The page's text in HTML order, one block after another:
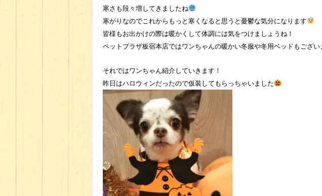
寒さも段々増してきましたね
寒がりなのでこれからもっと寒くなると思うと憂鬱な気分になります
皆様もお出かけの際は暖かくして体調には気をつけましょうね！
ペットプラザ板宿本店ではワンちゃんの暖かい冬服や冬用ベッドもござ
それではワンちゃん紹介していきます！
昨日はハロウィンだったので仮装してもらっちゃいました